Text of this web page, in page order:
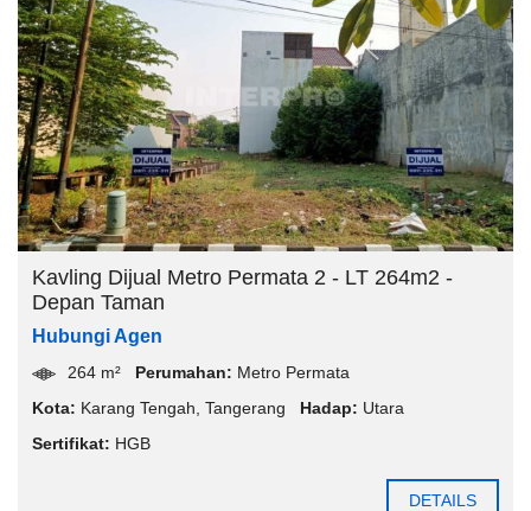
Kavling Dijual Metro Permata 2 - LT 264m2 -
Depan Taman
Hubungi Agen
264 m² Perumahan: Metro Permata
Kota: Karang Tengah Tangerang Hadap: Utara
Sertifikat: HGB
DETAILS